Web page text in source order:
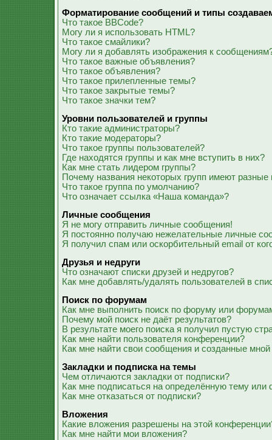
Форматирование сообщений и типы
Что такое BBCode?
Могу ли я использовать HTML?
Что такое смайлики?
Могу ли я добавлять изображения к
Что такое важные объявления?
Что такое объявления?
Что такое прилепленные темы?
Что такое закрытые темы?
Что такое значки тем?
Уровни пользователей и группы
Кто такие администраторы?
Кто такие модераторы?
Что такое группы пользователей?
Где находятся группы и как мне вступить в них?
Как мне стать лидером группы?
Почему названия некоторых групп имеют разные
Что такое группа по умолчанию?
Что означает ссылка «Наша команда»?
Личные сообщения
Я не могу отправить личные сообщения!
Я постоянно получаю нежелательные личные
Я получил спам или оскорбительный email от
Друзья и недруги
Что означают списки друзей и недругов?
Как мне добавлять/удалять пользователей в
Поиск по форумам
Как мне выполнить поиск по форуму или
Почему мой поиск не даёт результатов?
В результате моего поиска я получил пустую
Как мне найти пользователя конференции?
Как мне найти свои сообщения и созданные
Закладки и подписка на темы
Чем отличаются закладки от подписки?
Как мне подписаться на определённую тему или
Как мне отказаться от подписки?
Вложения
Какие вложения разрешены на этой
Как мне найти мои вложения?